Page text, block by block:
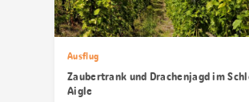
Ausflug
Zaubertrank und Drachenjagd im
Aigle